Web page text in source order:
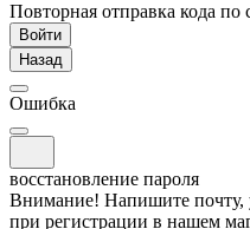
Повторная отправка кода по
Войти
Назад
Ошибка
восстановление пароля
Внимание! Напишите почту,
при регистрации в нашем